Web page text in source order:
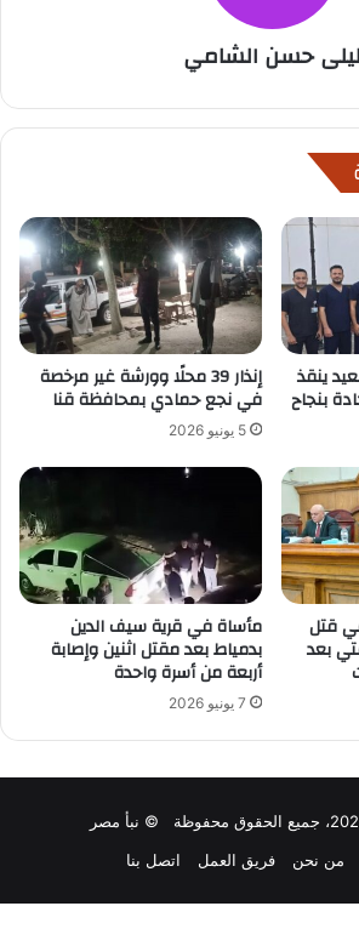
ليلى حسن الشامي
ينقذ
بنجاح
إنذار 39 محلًا وورشة غير مرخصة
في نجع حمادي بمحافظة قنا
5 يونيو 2026
قتل
بعد
مأساة في قرية سيف الدين
بدمياط بعد مقتل اثنين وإصابة
أربعة من أسرة واحدة
7 يونيو 2026
من نحن فريق العمل اتصل بنا